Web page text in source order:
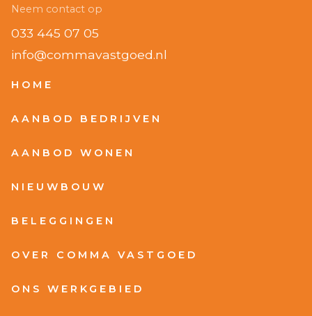
Neem contact op
033 445 07 05
info@commavastgoed.nl
HOME
AANBOD BEDRIJVEN
AANBOD WONEN
NIEUWBOUW
BELEGGINGEN
OVER COMMA VASTGOED
ONS WERKGEBIED